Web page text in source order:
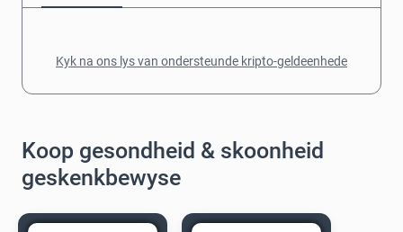
Kyk na ons lys van ondersteunde kripto-geldeenhede
Koop gesondheid & skoonheid
geskenkbewyse